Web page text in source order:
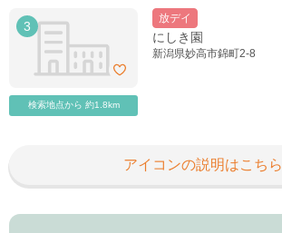
アイコンの説明はこちら
3
検索地点から 約1.8km
放デイ
にしき園
新潟県妙高市錦町2-8